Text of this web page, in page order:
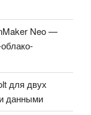
Neo —
для двух
данными